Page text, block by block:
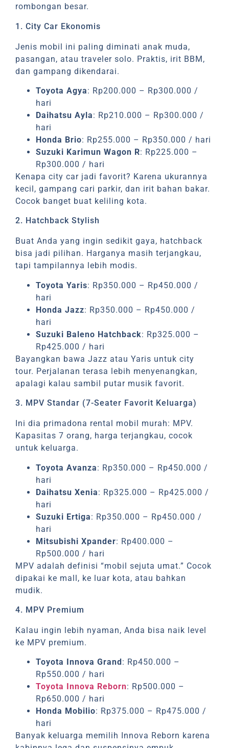
rombongan besar.
1. City Car Ekonomis
Jenis mobil ini paling diminati anak muda,
pasangan, atau traveler solo. Praktis, irit BBM,
dan gampang dikendarai.
Toyota Agya: Rp200.000 – Rp300.000 /
hari
Daihatsu Ayla: Rp210.000 – Rp300.000 /
hari
Honda Brio: Rp255.000 – Rp350.000 / hari
Suzuki Karimun Wagon R: Rp225.000 –
Rp300.000 / hari
Kenapa city car jadi favorit? Karena ukurannya
kecil, gampang cari parkir, dan irit bahan bakar.
Cocok banget buat keliling kota.
2. Hatchback Stylish
Buat Anda yang ingin sedikit gaya, hatchback
bisa jadi pilihan. Harganya masih terjangkau,
tapi tampilannya lebih modis.
Toyota Yaris: Rp350.000 – Rp450.000 /
hari
Honda Jazz: Rp350.000 – Rp450.000 /
hari
Suzuki Baleno Hatchback: Rp325.000 –
Rp425.000 / hari
Bayangkan bawa Jazz atau Yaris untuk city
tour. Perjalanan terasa lebih menyenangkan,
apalagi kalau sambil putar musik favorit.
3. MPV Standar (7-Seater Favorit Keluarga)
Ini dia primadona rental mobil murah: MPV.
Kapasitas 7 orang, harga terjangkau, cocok
untuk keluarga.
Toyota Avanza: Rp350.000 – Rp450.000 /
hari
Daihatsu Xenia: Rp325.000 – Rp425.000 /
hari
Suzuki Ertiga: Rp350.000 – Rp450.000 /
hari
Mitsubishi Xpander: Rp400.000 –
Rp500.000 / hari
MPV adalah definisi “mobil sejuta umat.” Cocok
dipakai ke mall, ke luar kota, atau bahkan
mudik.
4. MPV Premium
Kalau ingin lebih nyaman, Anda bisa naik level
ke MPV premium.
Toyota Innova Grand : Rp450.000 –
Rp550.000 / hari
Toyota Innova Reborn: Rp500.000 –
Rp650.000 / hari
Honda Mobilio: Rp375.000 – Rp475.000 /
hari
Banyak keluarga memilih Innova Reborn karena